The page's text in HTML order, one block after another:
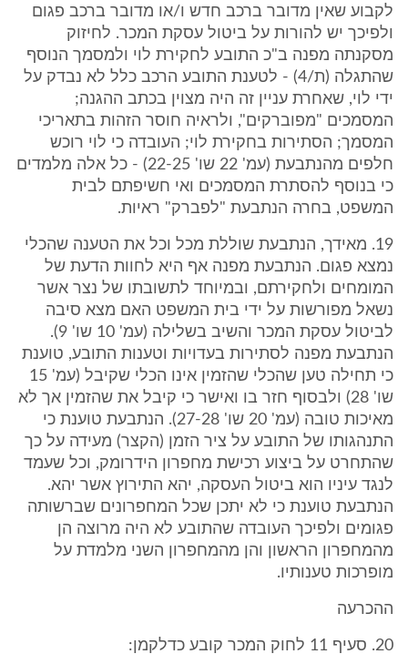
לקבוע שאין מדובר ברכב חדש ו/או מדובר ברכב פגום
ולפיכך יש להורות על ביטול עסקת המכר. לחיזוק
מסקנתה מפנה ב"כ התובע לחקירת לוי ולמסמך הנוסף
שהתגלה (ת/4) - לטענת התובע הרכב כלל לא נבדק על
ידי לוי, שאחרת עניין זה היה מצוין בכתב ההגנה;
המסמכים "מפוברקים", ולראיה חוסר הזהות בתאריכי
המסמך; הסתירות בחקירת לוי; העובדה כי לוי רוכש
חלפים מהנתבעת (עמ' 22 שו' 22-25) - כל אלה מלמדים
כי בנוסף להסתרת המסמכים ואי חשיפתם לבית
המשפט, בחרה הנתבעת "לפברק" ראיות.
19. מאידך, הנתבעת שוללת מכל וכל את הטענה שהכלי
נמצא פגום. הנתבעת מפנה אף היא לחוות הדעת של
המומחים ולחקירתם, ובמיוחד לתשובתו של נצר אשר
נשאל מפורשות על ידי בית המשפט האם מצא סיבה
לביטול עסקת המכר והשיב בשלילה (עמ' 10 שו' 9).
הנתבעת מפנה לסתירות בעדויות וטענות התובע, טוענת
כי תחילה טען שהכלי שהזמין אינו הכלי שקיבל (עמ' 15
שו' 28) ולבסוף חזר בו ואישר כי קיבל את שהזמין אך לא
מאיכות טובה (עמ' 20 שו' 27-28). הנתבעת טוענת כי
התנהגותו של התובע על ציר הזמן (הקצר) מעידה על כך
שהתחרט על ביצוע רכישת מחפרון הידרומק, וכל שעמד
לנגד עיניו הוא ביטול העסקה, יהא התירוץ אשר יהא.
הנתבעת טוענת כי לא יתכן שכל המחפרונים שברשותה
פגומים ולפיכך העובדה שהתובע לא היה מרוצה הן
מהמחפרון הראשון והן מהמחפרון השני מלמדת על
מופרכות טענותיו.
ההכרעה
20. סעיף 11 לחוק המכר קובע כדלקמן: